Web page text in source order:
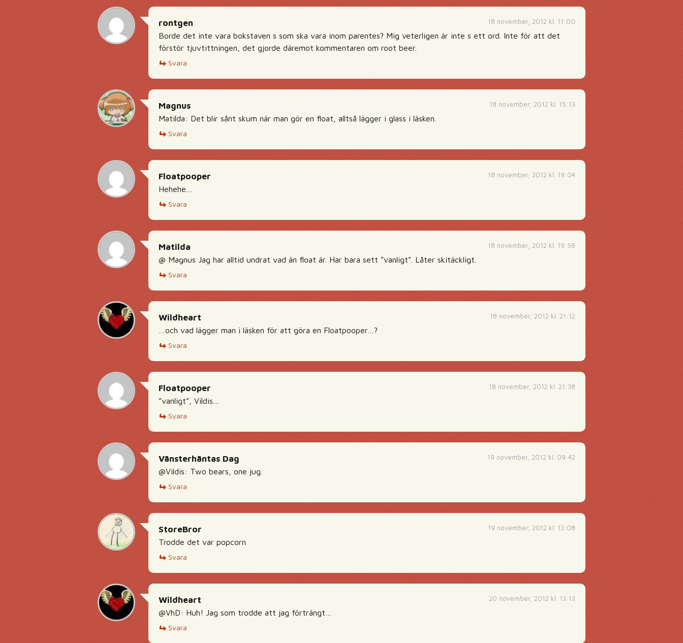
18 november, 2012 kl. 11:00
rontgen
Borde det inte vara bokstaven s som ska vara inom parentes? Mig veterligen är inte s ett ord. Inte för att det
förstör tjuvtittningen, det gjorde däremot kommentaren om root beer.
Svara
18 november, 2012 kl. 15:13
Magnus
Matilda: Det blir sånt skum när man gör en float, alltså lägger i glass i läsken.
Svara
18 november, 2012 kl. 19:04
Floatpooper
Hehehe…
Svara
18 november, 2012 kl. 19:56
Matilda
@ Magnus Jag har alltid undrat vad än float är. Har bara sett ”vanligt”. Låter skitäckligt.
Svara
18 november, 2012 kl. 21:12
Wildheart
…och vad lägger man i läsken för att göra en Floatpooper…?
Svara
18 november, 2012 kl. 21:38
Floatpooper
”vanligt”, Vildis…
Svara
19 november, 2012 kl. 09:42
Vänsterhäntas Dag
@Vildis: Two bears, one jug.
Svara
19 november, 2012 kl. 13:08
StoreBror
Trodde det var popcorn
Svara
20 november, 2012 kl. 13:13
Wildheart
@VhD: Huh! Jag som trodde att jag förträngt…
Svara